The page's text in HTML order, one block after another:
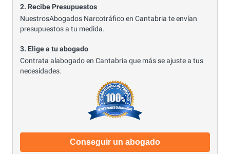
2. Recibe Presupuestos
NuestrosAbogados Narcotráfico en Cantabria te envían
presupuestos a tu medida.
3. Elige a tu abogado
Contrata alabogado en Cantabria que más se ajuste a tus
necesidades.
Conseguir un abogado